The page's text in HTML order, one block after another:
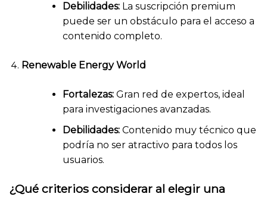
Debilidades:La suscripción premium
puede ser un obstáculo para el acceso a
contenido completo.
Renewable Energy World
Fortalezas:Gran red de expertos, ideal
para investigaciones avanzadas.
Debilidades:Contenido muy técnico que
podría no ser atractivo para todos los
usuarios.
¿Qué criterios considerar al elegir una